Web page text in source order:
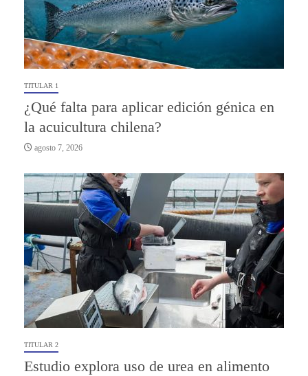
TITULAR 1
¿Qué falta para aplicar edición génica en
la acuicultura chilena?
agosto 7, 2026
TITULAR 2
Estudio explora uso de urea en alimento